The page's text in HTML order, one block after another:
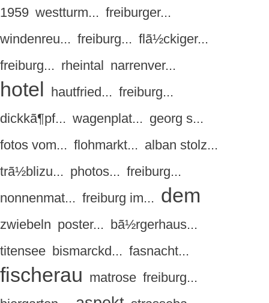
1959 westturm... freiburger...
windenreu... freiburg... flã½ckiger...
freiburg... rheintal narrenver...
hotel hautfried... freiburg...
dickkã¶pf... wagenplat... georg s...
fotos vom... flohmarkt... alban stolz...
trã½blizu... photos... freiburg...
nonnenmat... freiburg im... dem
zwiebeln poster... bã½rgerhaus...
titensee bismarckd... fasnacht...
fischerau matrose freiburg...